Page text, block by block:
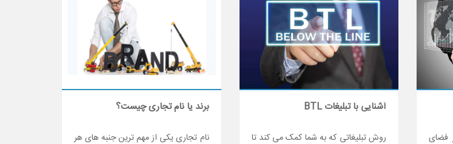
فضای
آشنایی با تبلیغات BTL
روش تبلیغاتی که به شما کمک می کند تا
برند یا نام تجاری چیست؟
نام تجاری یکی از مهم ترین جنبه های هر